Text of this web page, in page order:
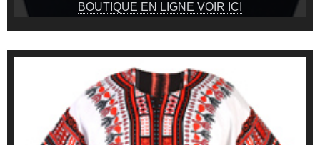
BOUTIQUE EN LIGNE VOIR ICI